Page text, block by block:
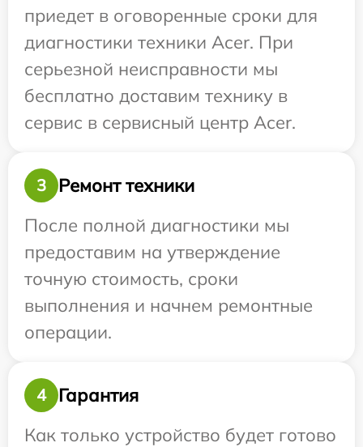
приедет в оговоренные сроки для
диагностики техники Acer. При
серьезной неисправности мы
бесплатно доставим технику в
сервис в сервисный центр Acer.
3
Ремонт техники
После полной диагностики мы
предоставим на утверждение
точную стоимость, сроки
выполнения и начнем ремонтные
операции.
4
Гарантия
Как только устройство будет готово